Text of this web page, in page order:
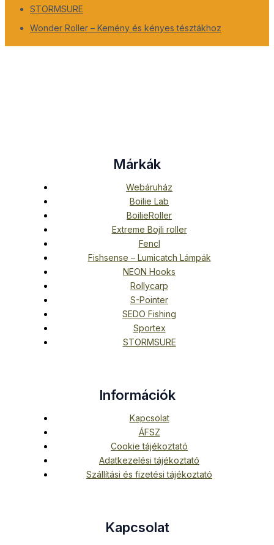
STORMSURE
Wonder Roller – Kemény és kényes tésztákhoz
Márkák
Webáruház
Boilie Lab
BoilieRoller
Extreme Bojli roller
Fencl
Fishsense – Lumicatch Lámpák
NEON Hooks
Rollycarp
S-Pointer
SEDO Fishing
Sportex
STORMSURE
Információk
Kapcsolat
ÁFSZ
Cookie tájékoztató
Adatkezelési tájékoztató
Szállítási és fizetési tájékoztató
Kapcsolat